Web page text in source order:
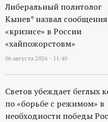
Либеральный политолог
Кынев* назвал
«кризисе» в России
«хайпожорстовм»
06 августа 2026 - 11:40
Светов убеждает беглых
по «борьбе с режимом» в
необходиости победы